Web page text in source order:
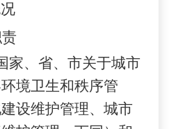
责
家、省、市关于城市
境卫生和秩序管
设维护管理、城市